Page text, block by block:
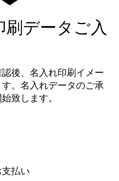
刷データご入
後、名入れ印刷イメー
。名入れデータのご承
致します。
払い